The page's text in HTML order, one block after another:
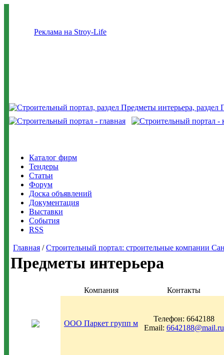
Реклама на Stroy-Life
Каталог фирм
Тендеры
Статьи
Форум
Доска объявлений
Документация
Выставки
События
RSS
Главная /Строительный портал: строительные компании
Предметы интерьера
Компания Контакты
ООО Паркет групп м
Телефон: 6642188
Email: 6642188@mail.ru